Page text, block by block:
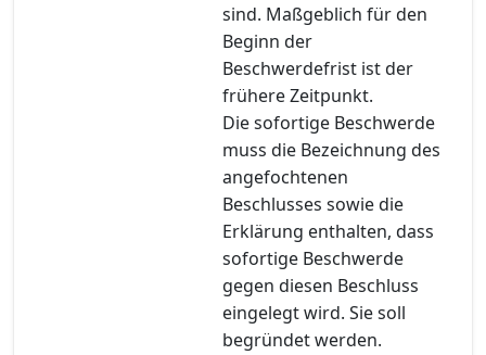
sind. Maßgeblich für den
Beginn der
Beschwerdefrist ist der
frühere Zeitpunkt.
Die sofortige Beschwerde
muss die Bezeichnung des
angefochtenen
Beschlusses sowie die
Erklärung enthalten, dass
sofortige Beschwerde
gegen diesen Beschluss
eingelegt wird. Sie soll
begründet werden.